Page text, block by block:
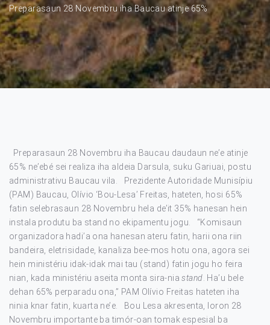
Preparasaun 28 Novembru iha Baucau atinje 65%
Preparasaun 28 Novembru iha Baucau daudaun ne’e atinje
65% ne’ebé sei realiza iha aldeia Darsula, suku Gariuai, postu
administrativu Baucau vila. Prezidente Autoridade Munisípiu
(PAM) Baucau, Olívio ‘Bou-Lesa’ Freitas, hateten, hosi 65%
fatin selebrasaun 28 Novembru hela de’it 35% hanesan hein
instala produtu ba stand no ekipamentu jogu. “Komisaun
organizadora hadi’a ona hanesan ateru fatin, harii ona riin
bandeira, eletrisidade, kanaliza bee-mos hotu ona, agora sei
hein ministériu idak-idak mai tau (stand) fatin jogu ho feira
nian, kada ministériu aseita monta sira-niastand . Ha’u bele
dehan 65% perparadu ona,” PAM Olívio Freitas hateten iha
ninia knar fatin, kuarta ne’e. Bou Lesa akresenta, loron 28
Novembru importante ba timór-oan tomak espesial ba